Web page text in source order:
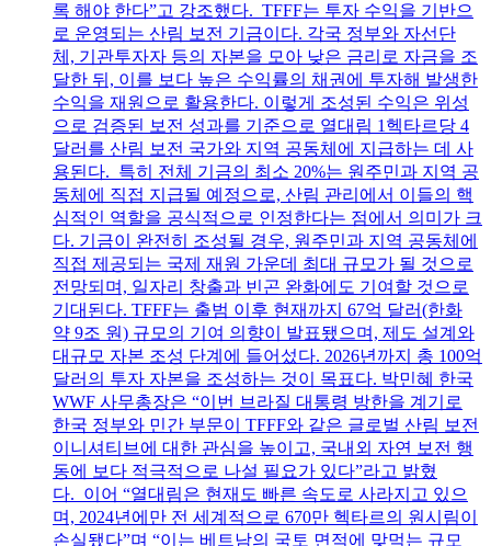
록 해야 한다”고 강조했다. TFFF는 투자 수익을 기반으
로 운영되는 산림 보전 기금이다. 각국 정부와 자선단
체, 기관투자자 등의 자본을 모아 낮은 금리로 자금을 조
달한 뒤, 이를 보다 높은 수익률의 채권에 투자해 발생한
수익을 재원으로 활용한다. 이렇게 조성된 수익은 위성
으로 검증된 보전 성과를 기준으로 열대림 1헥타르당 4
달러를 산림 보전 국가와 지역 공동체에 지급하는 데 사
용된다. 특히 전체 기금의 최소 20%는 원주민과 지역 공
동체에 직접 지급될 예정으로, 산림 관리에서 이들의 핵
심적인 역할을 공식적으로 인정한다는 점에서 의미가 크
다. 기금이 완전히 조성될 경우, 원주민과 지역 공동체에
직접 제공되는 국제 재원 가운데 최대 규모가 될 것으로
전망되며, 일자리 창출과 빈곤 완화에도 기여할 것으로
기대된다. TFFF는 출범 이후 현재까지 67억 달러(한화
약 9조 원) 규모의 기여 의향이 발표됐으며, 제도 설계와
대규모 자본 조성 단계에 들어섰다. 2026년까지 총 100억
달러의 투자 자본을 조성하는 것이 목표다. 박민혜 한국
WWF 사무총장은 “이번 브라질 대통령 방한을 계기로
한국 정부와 민간 부문이 TFFF와 같은 글로벌 산림 보전
이니셔티브에 대한 관심을 높이고, 국내외 자연 보전 행
동에 보다 적극적으로 나설 필요가 있다”라고 밝혔
다. 이어 “열대림은 현재도 빠른 속도로 사라지고 있으
며, 2024년에만 전 세계적으로 670만 헥타르의 원시림이
손실됐다”며 “이는 베트남의 국토 면적에 맞먹는 규모